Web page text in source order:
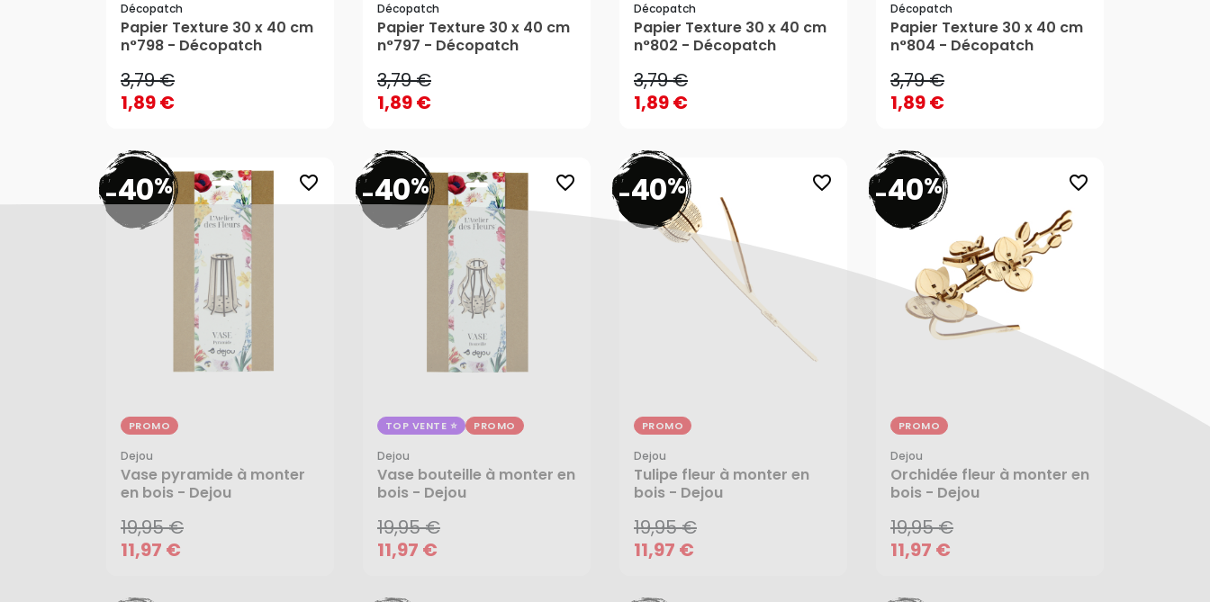
Décopatch
Papier Texture 30 x 40 cm
n°798 - Décopatch
3,79 €
1,89 €
3,79 €
1,89 €
AJOUTER AU PANIER
Décopatch
Papier Texture 30 x 40 cm
n°797 - Décopatch
3,79 €
1,89 €
3,79 €
1,89 €
AJOUTER AU PANIER
Décopatch
Papier Texture 30 x 40 cm
n°802 - Décopatch
3,79 €
1,89 €
3,79 €
1,89 €
AJOUTER AU PANIER
Décopatch
Papier Texture 30 x 40 cm
n°804 - Décopatch
3,79 €
1,89 €
3,79 €
1,89 €
AJOUTER AU PANIER
favorite_border
-40%
PROMO
Dejou
Vase pyramide à monter
en bois - Dejou
19,95 €
11,97 €
19,95 €
11,97 €
AJOUTER AU PANIER
favorite_border
-40%
TOP VENTE PROMO
Dejou
Vase bouteille à monter en
bois - Dejou
19,95 €
11,97 €
19,95 €
11,97 €
AJOUTER AU PANIER
favorite_border
-40%
PROMO
Dejou
Tulipe fleur à monter en
bois - Dejou
19,95 €
11,97 €
19,95 €
11,97 €
AJOUTER AU PANIER
favorite_border
-40%
PROMO
Dejou
Orchidée fleur à monter en
bois - Dejou
19,95 €
11,97 €
19,95 €
11,97 €
AJOUTER AU PANIER